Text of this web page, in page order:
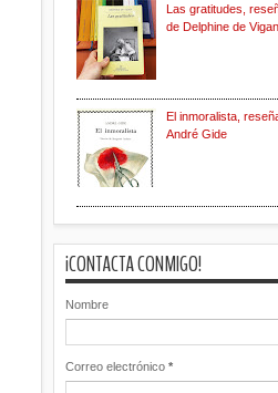
Las gratitudes,
de Delphine de Vigan
El inmoralista,
André Gide
¡CONTACTA CONMIGO!
Nombre
Correo electrónico *